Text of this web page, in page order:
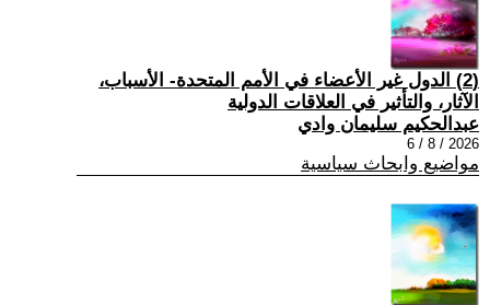
(2) الدول غير الأعضاء في الأمم المتحدة- الأسباب،
الآثار، والتأثير في العلاقات الدولية
عبدالحكيم سليمان وادي
2026 / 8 / 6
مواضيع وابحاث سياسية